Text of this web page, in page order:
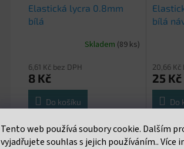
Tento web používá soubory cookie. Dalším
vyjadřujete souhlas s jejich používáním.. Více
Elastická lycra 0.8mm
bílá
Skladem (89 ks)
6,61 Kč bez DPH
8 Kč
Do košíku
Elastická lycra 0,8 mm bílá /
návin 10 metrů
bílá
20,66 Kč
25 Kč
Do
návin 60